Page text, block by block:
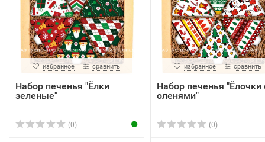
избранное сравнить
Набор печенья "Ёлки
зеленые"
(0)
избранное сравнить
Набор печенья "Ёлочки
оленями"
(0)